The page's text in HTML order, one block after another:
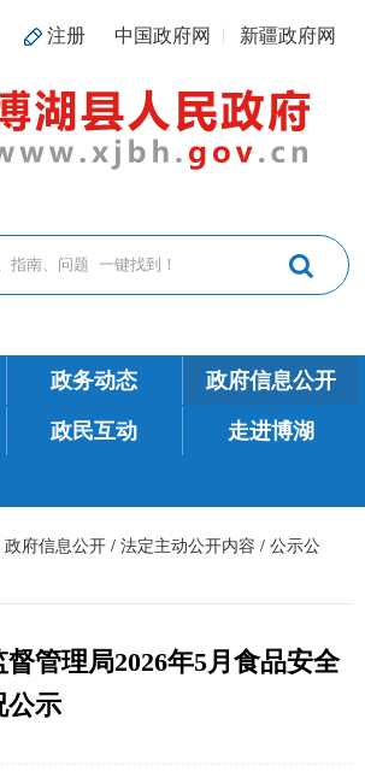
注册 中国政府网 新疆政府网
政务动态 政府信息公开
政民互动 走进博湖
政府信息公开 / 法定主动公开内容 / 公示公
管理局2026年5月食品安全
公示